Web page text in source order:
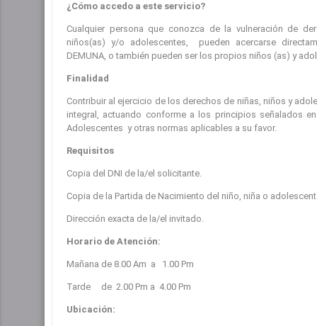
¿Cómo accedo a este servicio?
Cualquier persona que conozca de la vulneración de
niños(as) y/o adolescentes, pueden acercarse
DEMUNA, o también pueden ser los propios niños (as) y
Finalidad
Contribuir al ejercicio de los derechos de niñas, niños y
integral, actuando conforme a los principios señalados
Adolescentes y otras normas aplicables a su favor.
Requisitos
Copia del DNI de la/el solicitante.
Copia de la Partida de Nacimiento del niño, niña o
Dirección exacta de la/el invitado.
Horario de Atención:
Mañana de 8.00 Am a 1.00 Pm
Tarde de 2.00 Pm a 4.00 Pm
Ubicación: